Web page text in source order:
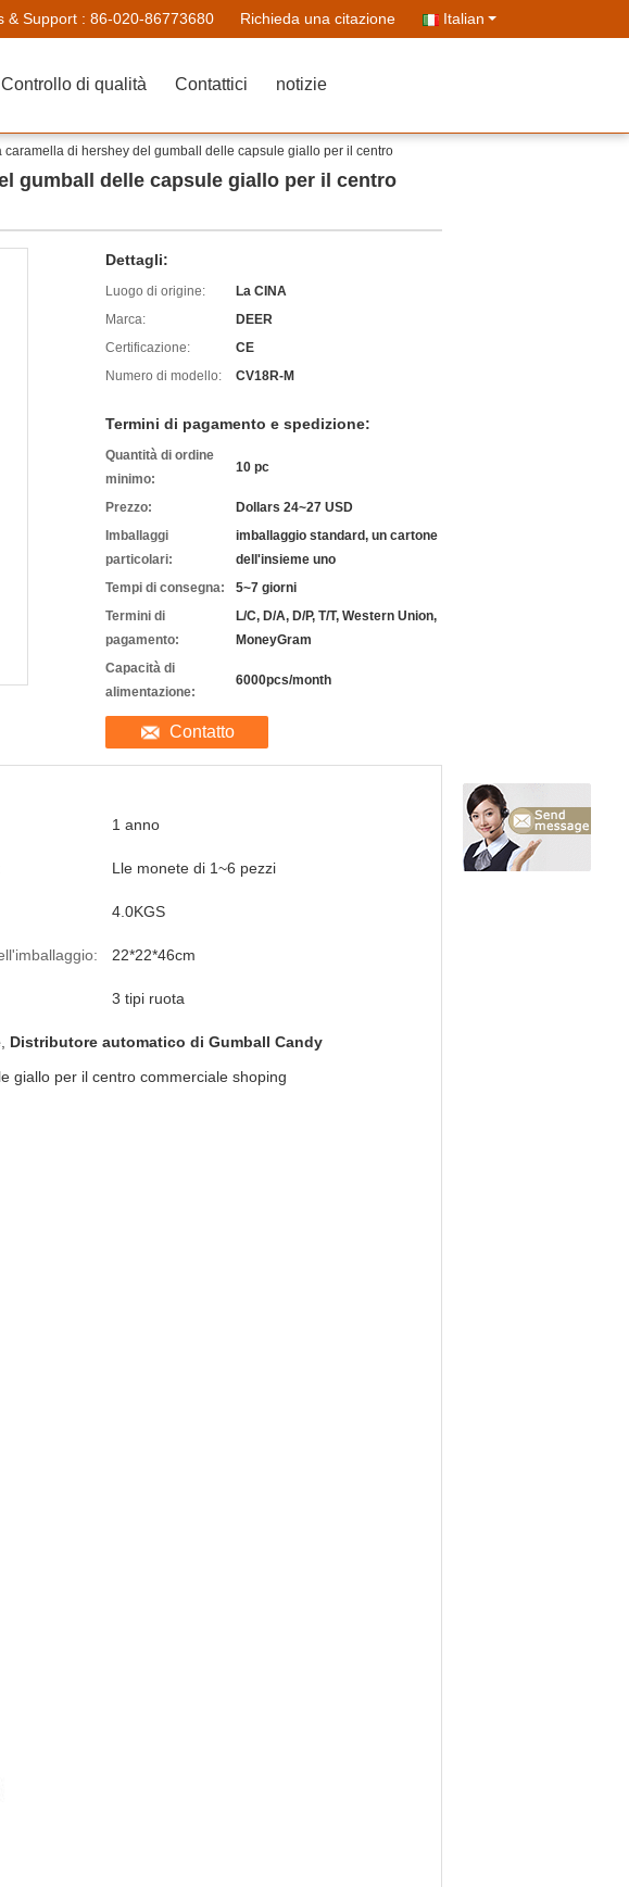
& Support : 86-020-86773680 Richieda una citazione Italian
Controllo di qualità Contattici notizie
di hershey del gumball delle capsule giallo per il centro
gumball delle capsule giallo per il centro
Dettagli:
Luogo di origine:
La CINA
Marca:
DEER
Certificazione:
CE
Numero di modello:
CV18R-M
Termini di pagamento e spedizione:
Quantità di ordine
minimo:
10 pc
Prezzo:
Dollars 24~27 USD
Imballaggi
particolari:
imballaggio standard, un cartone
dell'insieme uno
Tempi di consegna:
5~7 giorni
Termini di
pagamento:
L/C, D/A, D/P, T/T, Western Union,
MoneyGram
Capacità di
alimentazione:
6000pcs/month
Contatto
1 anno
Lle monete di 1~6 pezzi
4.0KGS
22*22*46cm
3 tipi ruota
Distributore automatico di Gumball Candy
giallo per il centro commerciale shoping